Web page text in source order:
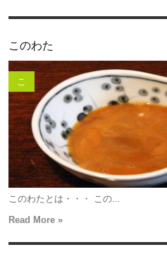
このわた
こ
このわたとは・・・ この...
Read More »